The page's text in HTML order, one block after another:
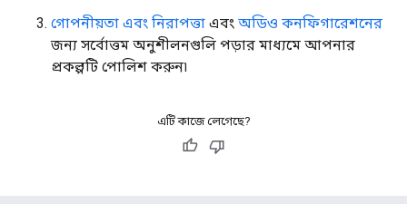
গোপনীয়তা এবং নিরাপত্তা এবং অডিও কনফিগারেশনের
জন্য সর্বোত্তম অনুশীলনগুলি পড়ার মাধ্যমে আপনার
প্রকল্পটি পোলিশ করুন৷
এটি কাজে লেগেছে?